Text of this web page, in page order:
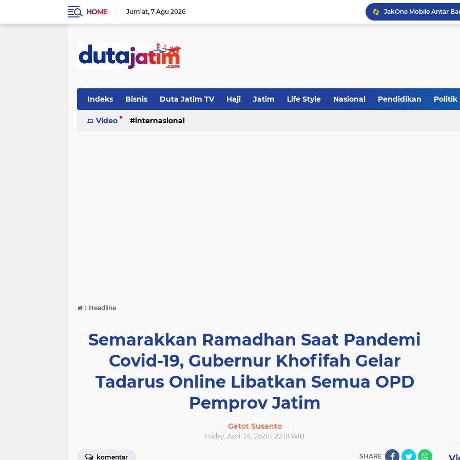
HOME Jum'at 7 Agu 2026
Sinergi Fiskal Moneter:
Indeks Bisnis Duta Jatim TV Haji Jatim Life Style Nasional Pendidikan Politik
Video internasional
› Headline
Semarakkan Ramadhan Saat Pandemi
Covid-19, Gubernur Khofifah Gelar
Tadarus Online Libatkan Semua OPD
Pemprov Jatim
Gatot Susanto
Friday, April 24, 2020 | 22:01 WIB
komentar SHARE